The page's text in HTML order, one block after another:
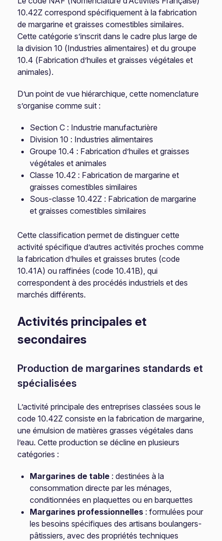
10.42Z correspond spécifiquement à la fabrication
de margarine et graisses comestibles similaires.
Cette catégorie s’inscrit dans le cadre plus large de
la division 10 (Industries alimentaires) et du groupe
10.4 (Fabrication d’huiles et graisses végétales et
animales).
D’un point de vue hiérarchique, cette nomenclature
s’organise comme suit :
Section C : Industrie manufacturière
Division 10 : Industries alimentaires
Groupe 10.4 : Fabrication d’huiles et graisses
végétales et animales
Classe 10.42 : Fabrication de margarine et
graisses comestibles similaires
Sous-classe 10.42Z : Fabrication de margarine
et graisses comestibles similaires
Cette classification permet de distinguer cette
activité spécifique d’autres activités proches comme
la fabrication d’huiles et graisses brutes (code
10.41A) ou raffinées (code 10.41B), qui
correspondent à des procédés industriels et des
marchés différents.
Activités principales et
secondaires
Production de margarines standards et
spécialisées
L’activité principale des entreprises classées sous le
code 10.42Z consiste en la fabrication de margarine,
une émulsion de matières grasses végétales dans
l’eau. Cette production se décline en plusieurs
catégories :
Margarines de table : destinées à la
consommation directe par les ménages,
conditionnées en plaquettes ou en barquettes
Margarines professionnelles : formulées pour
les besoins spécifiques des artisans boulangers-
pâtissiers, avec des propriétés techniques